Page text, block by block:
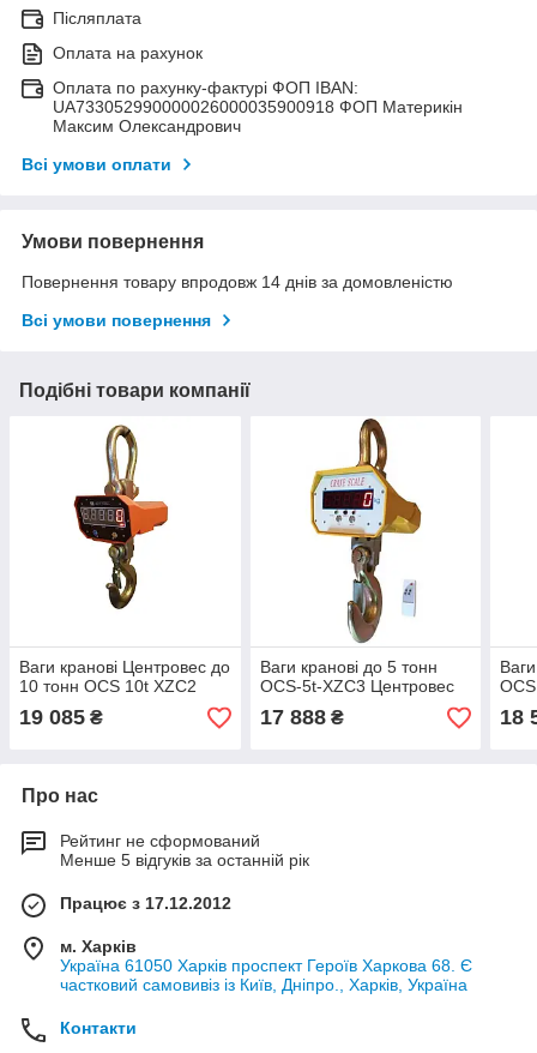
Післяплата
Оплата на рахунок
Оплата по рахунку-фактурі ФОП IBAN:
UA733052990000026000035900918 ФОП Материкін
Максим Олександрович
Всі умови оплати
Умови повернення
Повернення товару впродовж 14 днів за домовленістю
Всі умови повернення
Подібні товари компанії
Ваги кранові Центровес до
10 тонн OCS 10t XZC2
19 085 ₴
Ваги кранові до 5 тонн
OCS-5t-XZC3 Центровес
17 888₴ 18
Про нас
Рейтинг не сформований
Менше 5 відгуків за останній рік
Працює з 17.12.2012
м. Харків
Україна 61050 Харків проспект Героїв Харкова 68. Є
частковий самовивіз із Київ, Дніпро., Харків, Україна
Контакти